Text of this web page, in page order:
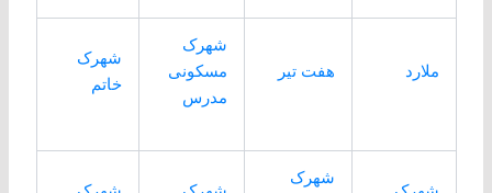
ملارد هفت تیر
شهرک
مسکونی
مدرس
شهرک
خاتم
شهرک